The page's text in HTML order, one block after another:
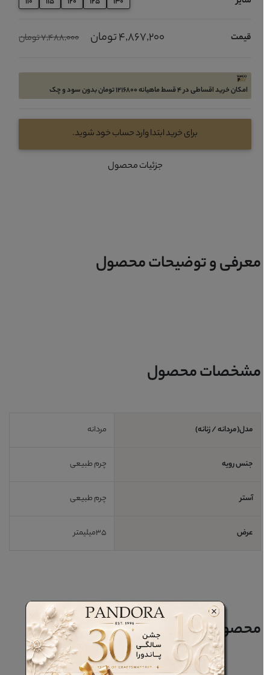
قیمت 4,867,200 تومان 7,488,000 تومان
امکان خرید اقساطی در 4 قسط ماهیانه 1216800 تومان بدون سود و چک
برای خرید ابتدا وارد حساب خود شوید.
جزئیات محصول
معرفی و توضیحات محصول
مشخصات محصول
مدل(مردانه / زنانه) مردانه
جنس رویه چرم طبیعی
آستر چرم طبیعی
عرض 35میلیمتر
محصولات مرتبط